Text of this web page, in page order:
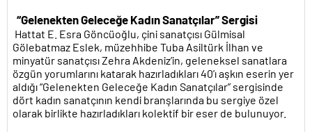
“Gelenekten Geleceğe Kadın Sanatçılar”Sergisi
Hattat E. Esra Göncüoğlu, çini sanatçısı Gülmisal
Gölebatmaz Eslek, müzehhibe Tuba Asiltürk İlhan ve
minyatür sanatçısı Zehra Akdeniz’in, geleneksel sanatlara
özgün yorumlarını katarak hazırladıkları 40’ı aşkın eserin yer
aldığı “Gelenekten Geleceğe Kadın Sanatçılar” sergisinde
dört kadın sanatçının kendi branşlarında bu sergiye özel
olarak birlikte hazırladıkları kolektif bir eser de bulunuyor.